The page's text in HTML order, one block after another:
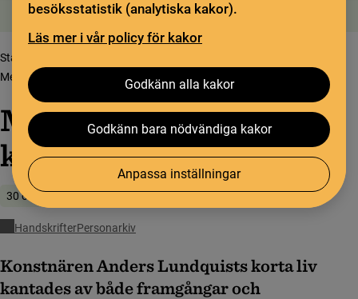
besöksstatistik (analytiska kakor).
Läs mer i vår policy för kakor
Godkänn alla kakor
Godkänn bara nödvändiga kakor
Anpassa inställningar
Sök Sök
Söktjänster
Startsida
Medi­cin­hi­sto­ria i ett konst­när­sar­kiv
Medi­cin­hi­sto­ria i ett
konst­när­sar­kiv
30 oktober 2024
HandskrifterPersonarkiv
Konstnären Anders Lundquists korta liv
kantades av både framgångar och